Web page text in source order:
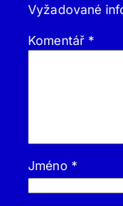
Vyžadované
Komentář *
Jméno *